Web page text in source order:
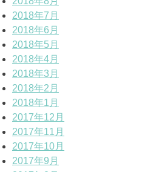
2018年7月
2018年6月
2018年5月
2018年4月
2018年3月
2018年2月
2018年1月
2017年12月
2017年11月
2017年10月
2017年9月